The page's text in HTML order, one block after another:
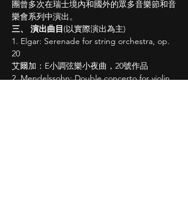
團曾多次在瑞士境內和國外的眾多音樂節和音
樂會系列中演出。
三、 演出曲目(以實際演出為主)
1. Elgar: Serenade for string orchestra, op.
20
艾爾加：E小調弦樂小夜曲，20號作品
2. Mendelssohn: Double concerto for violin,